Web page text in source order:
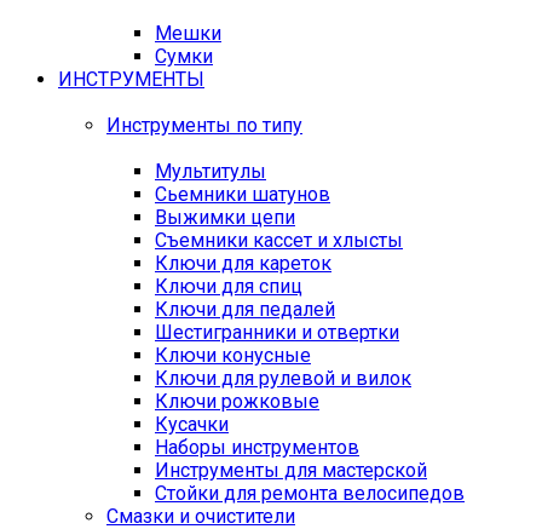
Мешки
Сумки
ИНСТРУМЕНТЫ
Инструменты по типу
Мультитулы
Сьемники шатунов
Выжимки цепи
Съемники кассет и хлысты
Ключи для кареток
Ключи для спиц
Ключи для педалей
Шестигранники и отвертки
Ключи конусные
Ключи для рулевой и вилок
Ключи рожковые
Кусачки
Наборы инструментов
Инструменты для мастерской
Стойки для ремонта велосипедов
Смазки и очистители